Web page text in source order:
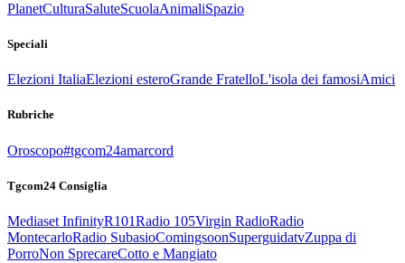
PlanetCulturaSaluteScuolaAnimaliSpazio
Speciali
Elezioni ItaliaElezioni esteroGrande FratelloL'isola dei famosiAmici
Rubriche
Oroscopo#tgcom24amarcord
Tgcom24 Consiglia
Mediaset InfinityR101Radio 105Virgin RadioRadio
MontecarloRadio SubasioComingsoonSuperguidatvZuppa di
PorroNon SprecareCotto e Mangiato